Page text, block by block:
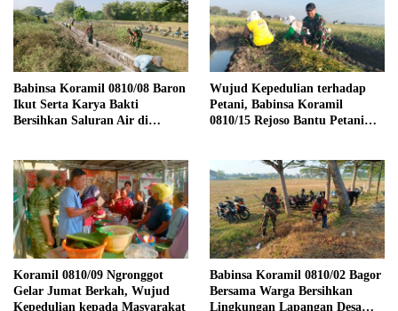
Babinsa Koramil 0810/08 Baron
Ikut Serta Karya Bakti
Bersihkan Saluran Air di
Wujud Kepedulian terhadap
Petani, Babinsa Koramil
0810/15 Rejoso Bantu Petani
Koramil 0810/09 Ngronggot
Gelar Jumat Berkah, Wujud
Kepedulian kepada Masyarakat
Babinsa Koramil 0810/02 Bagor
Bersama Warga Bersihkan
Lingkungan Lapangan Desa